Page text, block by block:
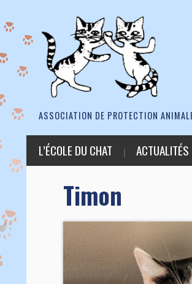
ASSOCIATION DE PROTECTION
L’ÉCOLE DU CHAT ACTUALITÉS
Timon